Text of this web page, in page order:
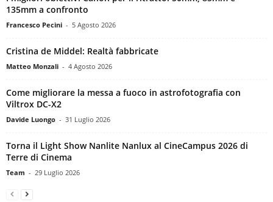
135mm a confronto
Francesco Pecini - 5 Agosto 2026
Cristina de Middel: Realtà fabbricate
Matteo Monzali - 4 Agosto 2026
Come migliorare la messa a fuoco in astrofotografia con
Viltrox DC-X2
Davide Luongo - 31 Luglio 2026
Torna il Light Show Nanlite Nanlux al CineCampus 2026 di
Terre di Cinema
Team - 29 Luglio 2026